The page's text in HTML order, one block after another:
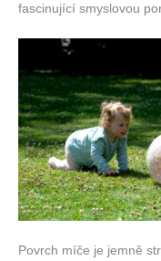
fascinující smyslovou
Povrch míče je jemně